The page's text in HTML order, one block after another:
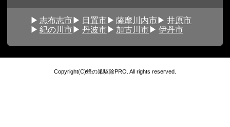
志布志市 日置市 薩摩川内市
井原市
紀の川市
丹波市 加古川市 伊丹市
Copyright(C)蜂の巣駆除PRO. All rights reserved.